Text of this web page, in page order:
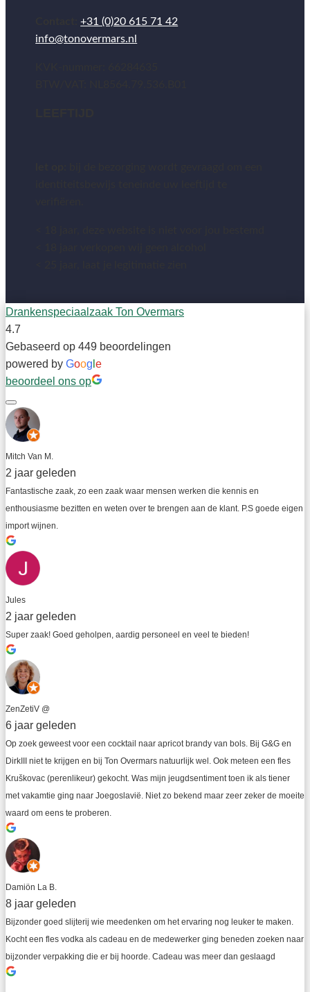
+31 (0)20 615 71 42
info@tonovermars.nl
Drankenspeciaalzaak Ton Overmars
4.7
Gebaseerd op 449 beoordelingen
powered by Goog e
beoordeel ons op
Mitch Van M.
2 jaar geleden
Fantastische zaak, zo een zaak waar mensen werken die kennis en
enthousiasme bezitten en weten over te brengen aan de klant. P.S goede eigen
import wijnen.
Jules
2 jaar geleden
Super zaak! Goed geholpen, aardig personeel en veel te bieden!
ZenZetiV @
6 jaar geleden
Op zoek geweest voor een cocktail naar apricot brandy van bols. Bij G&G en
DirkIII niet te krijgen en bij Ton Overmars natuurlijk wel. Ook meteen een fles
Kruškovac (perenlikeur) gekocht. Was mijn jeugdsentiment toen ik als tiener
met vakamtie ging naar Joegoslavië. Niet zo bekend maar zeer zeker de moeite
waard om eens te proberen.
Damiön La B.
8 jaar geleden
Bijzonder goed slijterij wie meedenken om het ervaring nog leuker te maken.
Kocht een fles vodka als cadeau en de medewerker ging beneden zoeken naar
bijzonder verpakking die er bij hoorde. Cadeau was meer dan geslaagd